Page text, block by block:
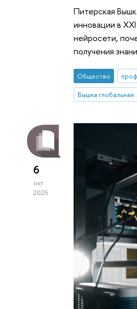
Питерская
инновации в
нейросети,
получения
Общество
Вышка глобальная
6
окт
2025